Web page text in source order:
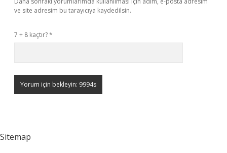
ve site adresim bu tarayıcıya kaydedilsin.
7 + 8 kaçtır?*
Sitemap